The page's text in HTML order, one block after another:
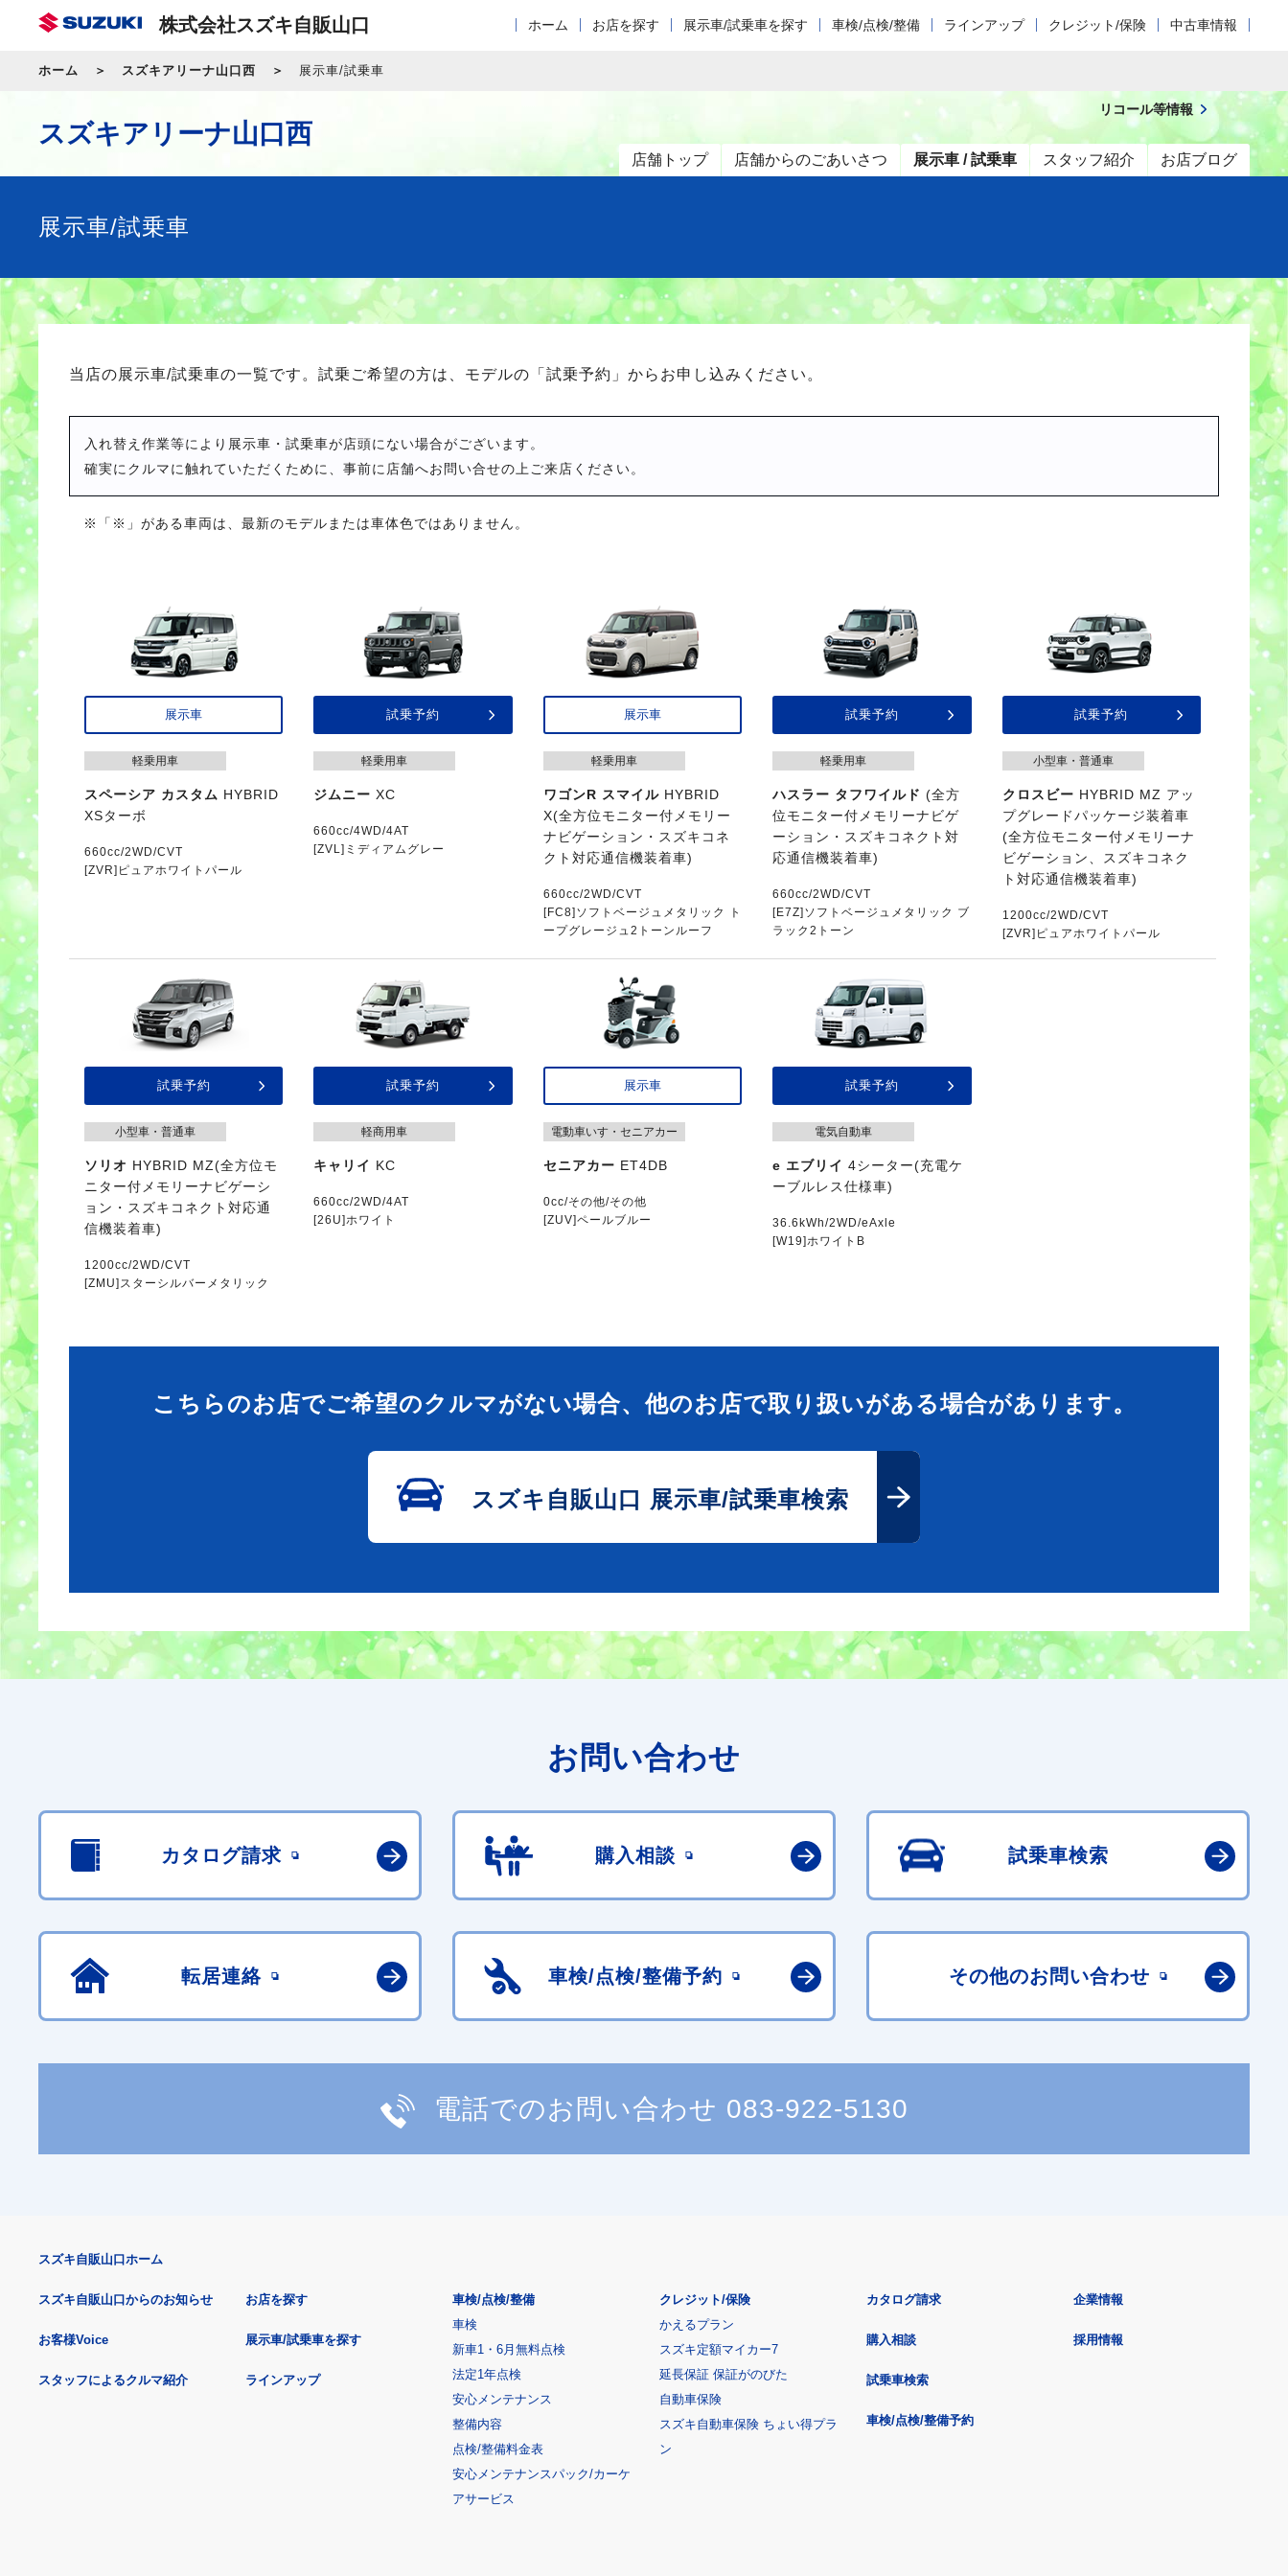
株式会社スズキ自販山口 ホーム お店を探す 展示車/試乗車を探す 車検/点検/整備 ラインアップ クレジット/保険 中古車情報
ホーム スズキアリーナ山口西 展示車/試乗車
スズキアリーナ山口西
店舗トップ 店舗からのごあいさつ 展示車 / 試乗車 スタッフ紹介 お店ブログ
リコール等情報
展示車/試乗車
当店の展示車/試乗車の一覧です。試乗ご希望の方は、モデルの「試乗予約」からお申し込みください。
入れ替え作業等により展示車・試乗車が店頭にない場合がございます。
確実にクルマに触れていただくために、事前に店舗へお問い合せの上ご来店ください。
※「※」がある車両は、最新のモデルまたは車体色ではありません。
展示車
軽乗用車
スペーシア カスタム HYBRID
XSターボ
660cc/2WD/CVT
[ZVR]ピュアホワイトパール
試乗予約
軽乗用車
ジムニー XC
660cc/4WD/4AT
[ZVL]ミディアムグレー
展示車
軽乗用車
ワゴンR スマイルHYBRID
X(全方位モニター付メモリー
ナビゲーション・スズキコネ
クト対応通信機装着車)
660cc/2WD/CVT
[FC8]ソフトベージュメタリック ト
ープグレージュ2トーンルーフ
試乗予約
軽乗用車
ハスラー タフワイルド (全方
位モニター付メモリーナビゲ
ーション・スズキコネクト対
応通信機装着車)
660cc/2WD/CVT
[E7Z]ソフトベージュメタリック ブ
ラック2トーン
試乗予約
小型車・普通車
クロスビー HYBRID MZ アッ
プグレードパッケージ装着車
(全方位モニター付メモリーナ
ビゲーション、スズキコネク
ト対応通信機装着車)
1200cc/2WD/CVT
[ZVR]ピュアホワイトパール
試乗予約
小型車・普通車
ソリオ HYBRID MZ(全方位モ
ニター付メモリーナビゲーシ
ョン・スズキコネクト対応通
信機装着車)
1200cc/2WD/CVT
[ZMU]スターシルバーメタリック
試乗予約
軽商用車
キャリイ KC
660cc/2WD/4AT
[26U]ホワイト
展示車
電動車いす・セニアカー
セニアカー ET4DB
0cc/その他/その他
[ZUV]ペールブルー
試乗予約
電気自動車
e エブリイ 4シーター(充電ケ
ーブルレス仕様車)
36.6kWh/2WD/eAxle
[W19]ホワイトB
こちらのお店でご希望のクルマがない場合、他のお店で取り扱いがある場合があります。
スズキ自販山口 展示車/試乗車検索
お問い合わせ
カタログ請求 購入相談 試乗車検索
転居連絡 車検/点検/整備予約 その他のお問い合わせ
電話でのお問い合わせ 083-922-5130
スズキ自販山口ホーム
スズキ自販山口からのお知らせ
お客様Voice
スタッフによるクルマ紹介
お店を探す
展示車/試乗車を探す
ラインアップ
車検/点検/整備
車検
新車1・6月無料点検
法定1年点検
安心メンテナンス
整備内容
点検/整備料金表
安心メンテナンスパック/カーケ
アサービス
クレジット/保険
かえるプラン
スズキ定額マイカー7
延長保証 保証がのびた
自動車保険
スズキ自動車保険 ちょい得プラ
ン
カタログ請求
購入相談
試乗車検索
車検/点検/整備予約
企業情報
採用情報